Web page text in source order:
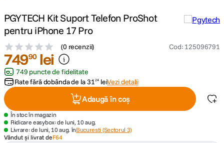
4. peak design
canon sx740 hs
6. lavaliera
sony fx
8. card memorie
9. dji mic mini
PGYTECH Kit Suport Telefon ProShot
pentru iPhone 17 Pro
(0 recenzii) Cod: 125096791
74990 lei
749 puncte de fidelitate
Rate fără dobânda de la3124 leiVezi detalii
Adaugă în coș
În stoc în magazin
Ridicare easybox: de luni, 10 aug.
Livrare: de luni, 10 aug. înBucuresti (Sectorul 3)
Vândut și livrat deF64